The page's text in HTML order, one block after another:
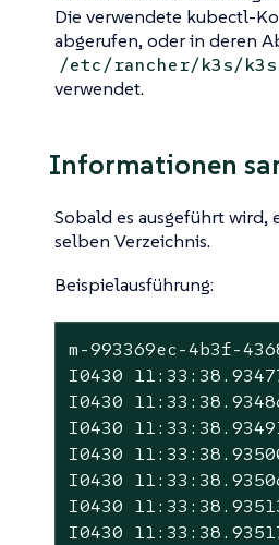
Die verwendete kubectl-
abgerufen, oder in deren
/etc/rancher/k3s/
verwendet.
Informationen
Sobald es ausgeführt wird,
selben Verzeichnis.
Beispielausführung:
m-993369ec-4b3f-
I0430
I0430
I0430
I0430
I0430
I0430
I0430